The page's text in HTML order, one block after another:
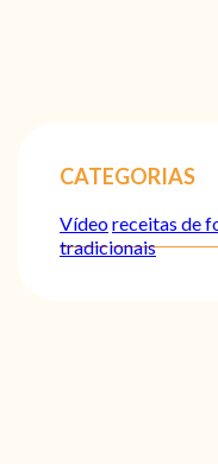
CATEGORIAS
Vídeoreceitas de
tradicionais